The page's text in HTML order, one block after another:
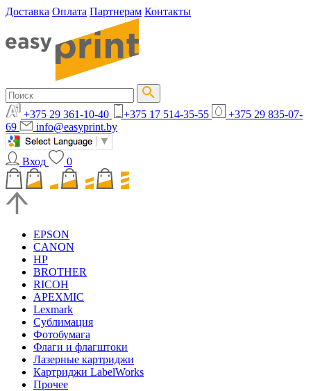
Доставка Оплата Партнерам Контакты
+375 29 361-10-40 +375 17 514-35-55
+375 29 835-07-
69
info@easyprint.by
Вход 0
EPSON
CANON
HP
BROTHER
RICOH
APEXMIC
Lexmark
Сублимация
Фотобумага
Флаги и флагштоки
Лазерные картриджи
Картриджи LabelWorks
Прочее